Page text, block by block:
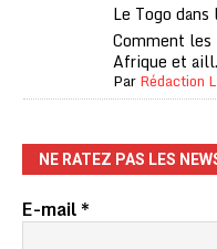
Le Togo
Comment
Afrique et
ParRédaction
NE RATEZ PAS LES
E-mail*